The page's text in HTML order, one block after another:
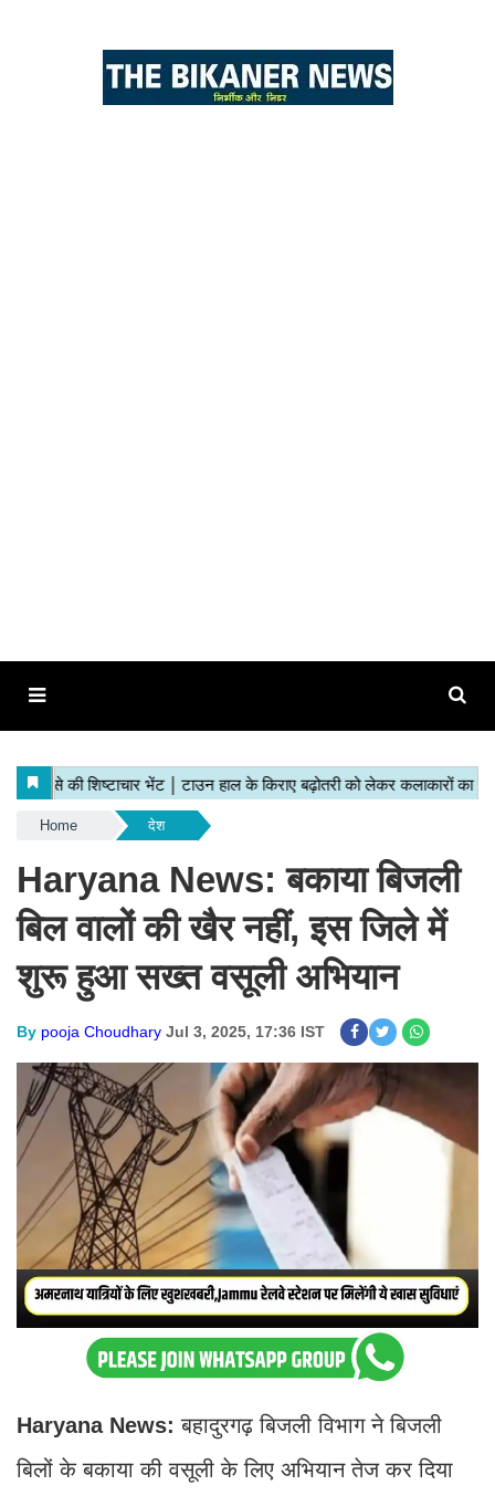
Home देश
Haryana News: बकाया बिजली
बिल वालों की खैर नहीं, इस जिले में
शुरू हुआ सख्त वसूली अभियान
By pooja Choudhary Jul 3, 2025, 17:36 IST
Haryana News:बहादुरगढ़ बिजली विभाग ने बिजली
बिलों के बकाया की वसूली के लिए अभियान तेज कर दिया